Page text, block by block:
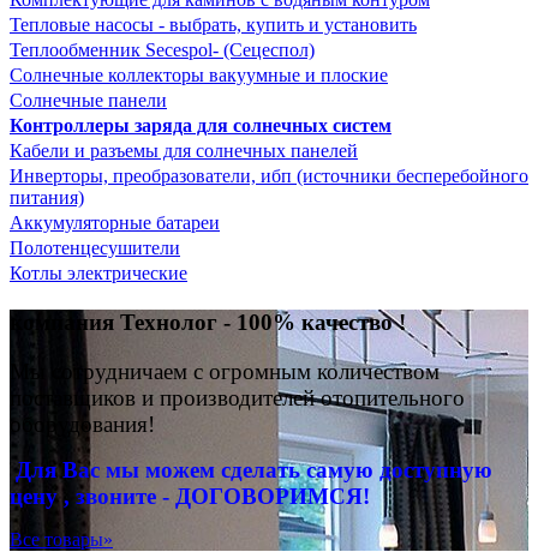
Тепловые насосы - выбрать, купить и установить
Теплообменник Secespol- (Сецеспол)
Солнечные коллекторы вакуумные и плоские
Солнечные панели
Контроллеры заряда для солнечных систем
Кабели и разъемы для солнечных панелей
Инверторы, преобразователи, ибп (источники бесперебойного
питания)
Аккумуляторные батареи
Полотенцесушители
Котлы электрические
компания Технолог - 100% качество !
Мы сотрудничаем с огромным количеством
поставщиков и производителей отопительного
оборудования!
Для Вас мы можем сделать самую доступную
цену , звоните - ДОГОВОРИМСЯ!
Все товары»